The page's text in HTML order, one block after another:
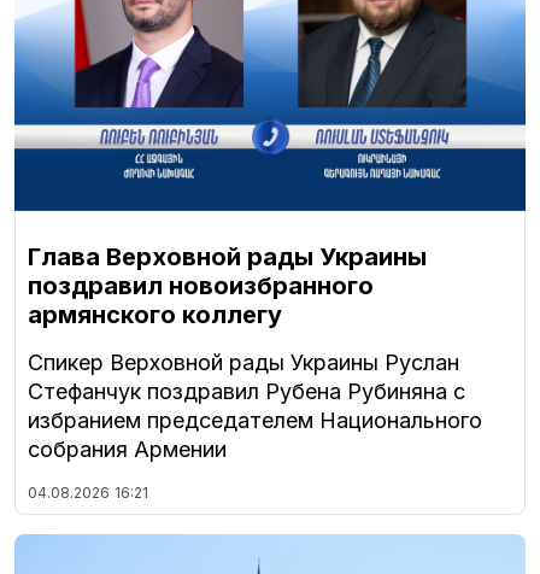
Глава Верховной рады Украины
поздравил новоизбранного
армянского коллегу
Спикер Верховной рады Украины Руслан
Стефанчук поздравил Рубена Рубиняна с
избранием председателем Национального
собрания Армении
04.08.2026 16:21